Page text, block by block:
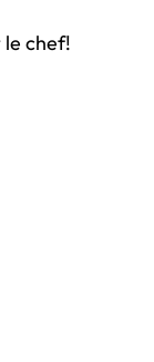
le chef!